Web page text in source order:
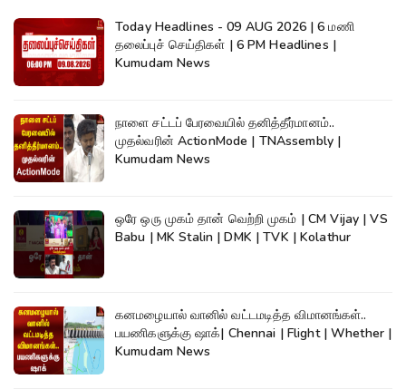
Today Headlines - 09 AUG 2026 | 6 மணி
தலைப்புச் செய்திகள் | 6 PM Headlines |
Kumudam News
நாளை சட்டப் பேரவையில் தனித்தீர்மானம்..
முதல்வரின் ActionMode | TNAssembly |
Kumudam News
ஒரே ஒரு முகம் தான் வெற்றி முகம் | CM Vijay | VS
Babu | MK Stalin | DMK | TVK | Kolathur
கனமழையால் வானில் வட்டமடித்த விமானங்கள்..
பயணிகளுக்கு ஷாக்| Chennai | Flight | Whether |
Kumudam News